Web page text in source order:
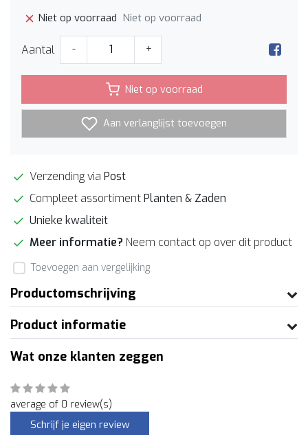
Niet op voorraad Niet op voorraad
Aantal - +
Niet op voorraad
Aan verlanglijst toevoegen
Verzending via Post
Compleet assortimentPlanten & Zaden
Unieke kwaliteit
Meer informatie? Neem contact op over dit product
Toevoegen aan vergelijking
Productomschrijving
Product informatie
Wat onze klanten zeggen
average of 0 review(s)
Schrijf je eigen review